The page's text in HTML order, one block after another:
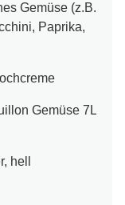
Gemüse (z.B.
Paprika,
Gemüse 7L
hell